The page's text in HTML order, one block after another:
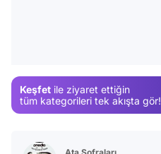
Keşfet ile ziyaret ettiğin
tüm kategorileri tek akışta gör!